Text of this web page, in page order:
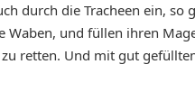
durch die Tracheen ein, so
Waben, und füllen ihren
retten. Und mit gut